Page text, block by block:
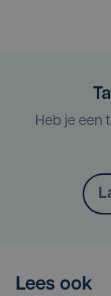
Heb je een
Lees ook